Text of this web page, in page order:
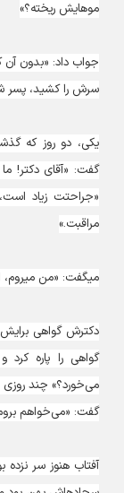
موهایش ریخته؟»
جواب داد: «بدون آن
سرش را کشید، پسر
یکی، دو روز که
گفت: «آقای دکتر!
«جراحتت زیاد
مراقبت.»
می‎گفت: «من می‎روم، این‎ها چیست به من بسته‌اید؟
دکترش گواهی
گواهی را پاره
گفت: «می‌خواهم بروم.»